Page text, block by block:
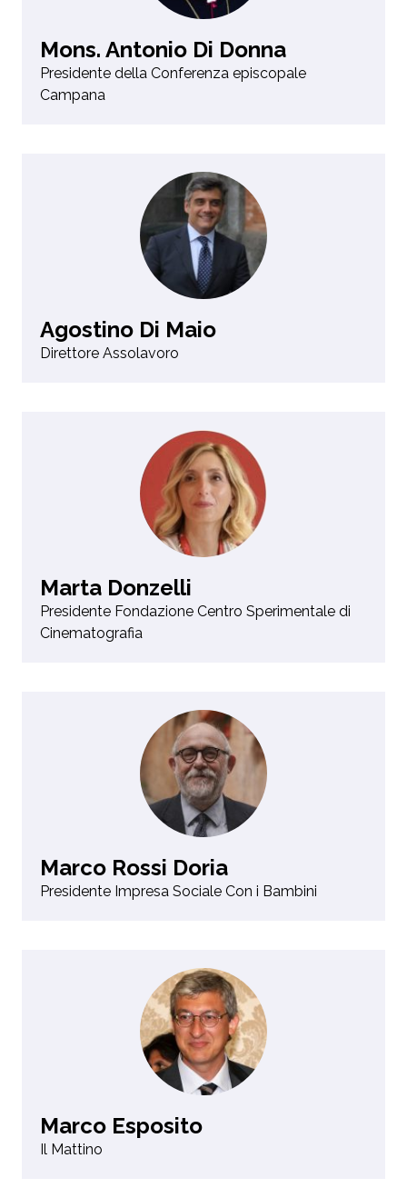
Mons. Antonio Di Donna
Presidente della Conferenza episcopale
Campana
Agostino Di Maio
Direttore Assolavoro
Marta Donzelli
Presidente Fondazione Centro Sperimentale di
Cinematografia
Marco Rossi Doria
Presidente Impresa Sociale Con i Bambini
Marco Esposito
Il Mattino